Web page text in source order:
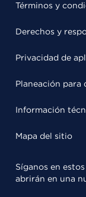
Términos y
Derechos y
Privacidad de
Planeación para
Información
Mapa del sitio
Síganos en
abrirán en una